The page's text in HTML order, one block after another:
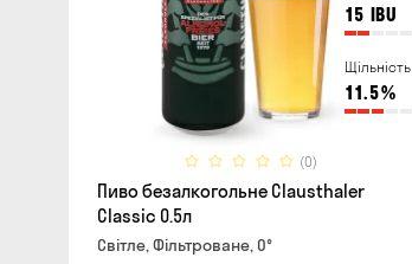
15 IBU
Щільність
11.5%
(0)
Пиво безалкогольне Clausthaler
Classic 0.5л
Світле, Фільтроване, 0°